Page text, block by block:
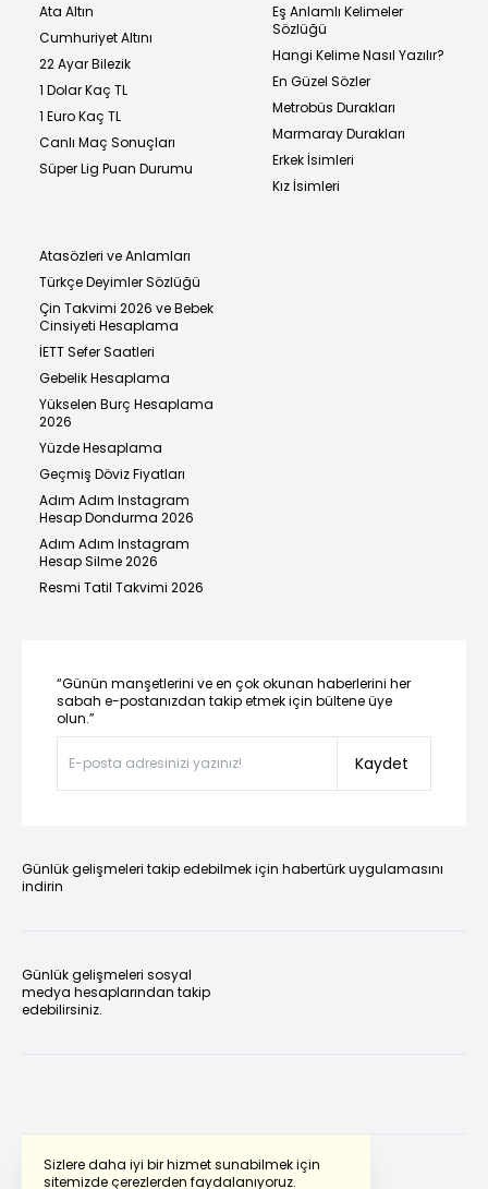
Sizlere daha iyi bir hizmet sunabilmek için
sitemizde çerezlerden faydalanıyoruz.
Ata Altın
Cumhuriyet Altını
22 Ayar Bilezik
1 Dolar Kaç TL
1 Euro Kaç TL
Canlı Maç Sonuçları
Süper Lig Puan Durumu
Eş Anlamlı Kelimeler
Sözlüğü
Hangi Kelime Nasıl Yazılır?
En Güzel Sözler
Metrobüs Durakları
Marmaray Durakları
Erkek İsimleri
Kız İsimleri
Atasözleri ve Anlamları
Türkçe Deyimler Sözlüğü
Çin Takvimi 2026 ve Bebek
Cinsiyeti Hesaplama
İETT Sefer Saatleri
Gebelik Hesaplama
Yükselen Burç Hesaplama
2026
Yüzde Hesaplama
Geçmiş Döviz Fiyatları
Adım Adım Instagram
Hesap Dondurma 2026
Adım Adım Instagram
Hesap Silme 2026
Resmi Tatil Takvimi 2026
“Günün manşetlerini ve en çok okunan haberlerini her
sabah e-postanızdan takip etmek için bültene üye
olun.”
Kaydet
Günlük gelişmeleri takip edebilmek için habertürk uygulamasını
indirin
Günlük gelişmeleri sosyal
medya hesaplarından takip
edebilirsiniz.